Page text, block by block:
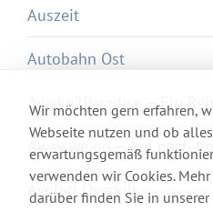
Wir möchten gern erfahren,
Webseite nutzen und ob alles
erwartungsgemäß
verwenden wir Cookies.
darüber finden Sie in unserer
Auszeit
Autobahn Ost
Awake2Paradise – Ein
Away we go – Auf nach
Axolotl Overkill